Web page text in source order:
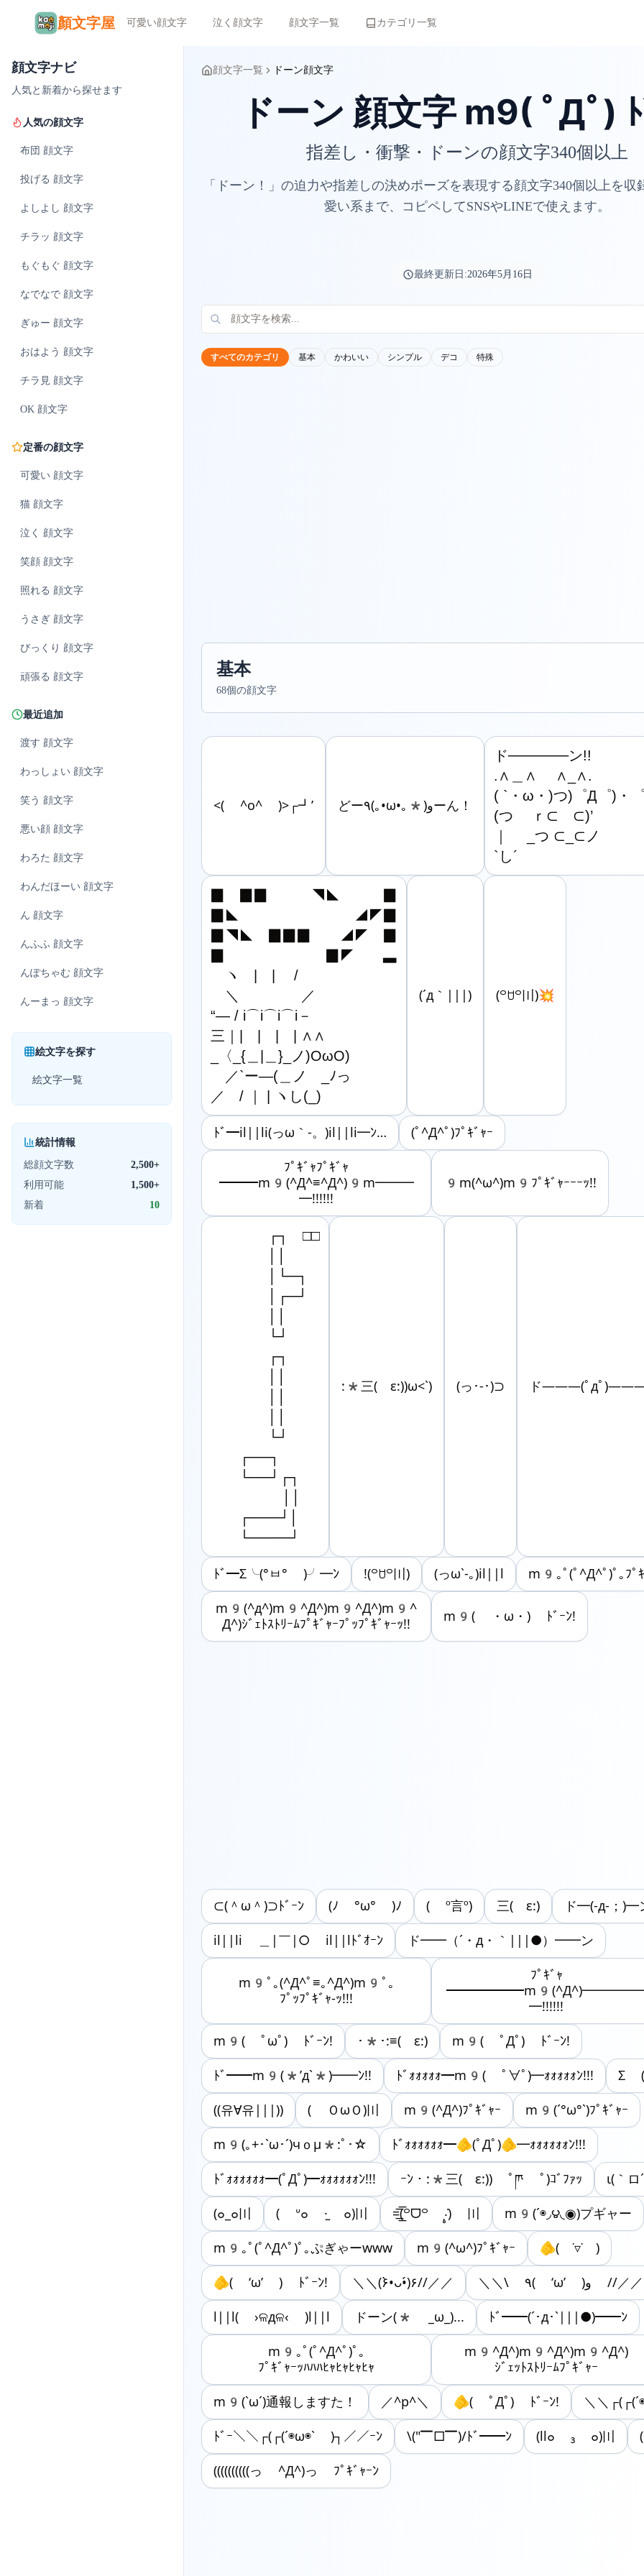
顏文字屋 可愛い顔文字 泣く顔文字 顔文字一覧 カテゴリ一覧
顔文字ナビ
人気と新着から探せます
人気の顔文字
布団 顔文字
投げる 顔文字
よしよし 顔文字
チラッ 顔文字
もぐもぐ 顔文字
なでなで 顔文字
ぎゅー 顔文字
おはよう 顔文字
チラ見 顔文字
OK 顔文字
定番の顔文字
可愛い 顔文字
猫 顔文字
泣く 顔文字
笑顔 顔文字
照れる 顔文字
うさぎ 顔文字
びっくり 顔文字
頑張る 顔文字
最近追加
渡す 顔文字
わっしょい 顔文字
笑う 顔文字
悪い顔 顔文字
わろた 顔文字
わんだほーい 顔文字
ん 顔文字
んふふ 顔文字
んぽちゃむ 顔文字
んーまっ 顔文字
絵文字を探す
絵文字一覧
統計情報
総顔文字数
2,500+
利用可能
1,500+
新着
10
顔文字一覧 ドーン顔文字
ドーン 顔文字 m9( ﾟДﾟ)
指差し・衝撃・ドーンの顔文字340個以上
「ドーン！」の迫力や指差しの決めポーズを表現する顔文字340個以上を収
愛い系まで、コピペしてSNSやLINEで使えます。
最終更新日:2026年5月16日
すべてのカテゴリ 基本 かわいい シンプル デコ 特殊
基本
68個の顔文字
<( ^o^ )>┌┛’ どー٩(｡•ω•｡*)وーん！
ド──────ン!!
.∧＿∧ 　∧_∧.
( `・ω・)つ)゜Д゜)・
(つ　 ｒ⊂　⊂)’
｜　 _つ ⊂_⊂ノ
`し´
▉　▉▉　　　◥◣　　　▉
▉◣　　　　　　　　◢◤▉
▉◥◣　▉▉▉　　◢◤　▉
▉　　　　　　　▉◤　　▃
ヽ　|　|　 /
＼　　　　 ／
“― / i⌒i⌒i⌒i－
三｜|　|　|　| ∧∧
_〈_{＿|＿}_ノ)OωO)
／`ー―(＿ノ　_ﾉっ
／　/ ｜ | ヽし(_)
(´д｀|||) (꒪ꇴ꒪〣)💥
ﾄﾞ━il||li(っω｀-。)il||li━ﾝ… (ﾟ^Д^ﾟ)ﾌﾟｷﾞｬｰ
ﾌﾟｷﾞｬﾌﾟｷﾞｬ
━━━m9(^Д^≡^Д^)9m━━━
━!!!!!!
9m(^ω^)m9ﾌﾟｷﾞｬｰｰｰｯ!!
┌┐　□□
│└─┐
│┌─┘
└┘
┌┐
└┘
┌──┐
└──┘┌┐
┌───┘│
└────┘
:*三( ε:))ω<`) (っ･-･)⊃ ド―――(ﾟдﾟ
ﾄﾞ━Σ╰(°ㅂ° )╯━ﾝ !(꒪ꇴ꒪〣) (っω`-｡)il||l m9｡ﾟ(ﾟ^Д^ﾟ)ﾟ｡ﾌﾟ
m9(^д^)m9^Д^)m9^Д^)m9^
Д^)ｼﾞｪﾄｽﾄﾘｰﾑﾌﾟｷﾞｬｰﾌﾟｯﾌﾟｷﾞｬｰｯ!!
m9( ・ω・) ﾄﾞｰﾝ!
⊂(＾ω＾)⊃ﾄﾞｰﾝ (ﾉ °ω° )ﾉ ( º言º) 三( ε:) ド━(-д-；)━
il||li ＿|￣|○ il||lﾄﾞｵｰﾝ ド━━（´・д・｀|||●）━━ン
m9ﾟ｡(^Д^ﾟ≡｡^Д^)m9ﾟ｡
ﾌﾟｯﾌﾟｷﾞｬ-ｯ!!!
ﾌﾟｷﾞｬ
━!!!!!!
m9( ﾟωﾟ) ﾄﾞｰﾝ! ･*･:≡( ε:) m9( ﾟДﾟ) ﾄﾞｰﾝ!
ﾄﾞ━━m9(*’д`*)━━ﾝ!! ﾄﾞｫｫｫｫｫ━m9( ﾟ∀ﾟ)━ｫｫｫｫｫﾝ!!! Σ
((유∀유|||)) ( ＯωＯ)〣 m9(^Д^)ﾌﾟｷﾞｬｰ m9(´°ω°`)ﾌﾟｷﾞｬｰ
m9(｡+･`ω･´)чｏμ*:ﾟ･☆ ﾄﾞｫｫｫｫｫｫ━🫵(ﾟДﾟ)🫵━ｫｫｫｫｫｫﾝ!!!
ﾄﾞｫｫｫｫｫｫ━(ﾟДﾟ)━ｫｫｫｫｫｫﾝ!!! ｰﾝ・:*三( ε:)) ﾟཫ ﾟ)ｺﾞﾌｧｯ ι(｀
(๐_๐〣 ( ᐡ๐ ·̫ ๐)〣 =͟͟͞͞(꒪ᗜ꒪ ‧̣̥̇) 〣 m9(´◉◞౪◟◉)プギャー
m9｡ﾟ(ﾟ^Д^ﾟ)ﾟ｡ぷぎゃーwww m9(^ω^)ﾌﾟｷﾞｬｰ 🫵( ˙▿˙ )
🫵( ‘ω’ ) ﾄﾞｰﾝ! ＼＼(۶•̀ᴗ•́)۶//／／ ＼＼\ ٩( ‘ω’ )و //／／
l||l( ›ଳдଳ‹ )l||l ドーン(* _ω_)... ﾄﾞ━━(´･д･`|||●)━━ﾝ
m9｡ﾟ(ﾟ^Д^ﾟ)ﾟ｡
ﾌﾟｷﾞｬｰｯﾊﾊﾊﾋｬﾋｬﾋｬﾋｬ
m9^Д^)m9^Д^)m9^Д^)
ｼﾞｪｯﾄｽﾄﾘｰﾑﾌﾟｷﾞｬｰ
m9(`ω´)通報しますた！ ／^p^＼ 🫵( ﾟДﾟ) ﾄﾞｰﾝ! ＼＼
ﾄﾞｰ＼＼┌(┌(´◉ω◉` )┐／／ｰﾝ \("▔□▔)/‎ﾄﾞ━━ﾝ (ll๐ ₃ ๐)〣
((((((((((っ ^Д^)っ ﾌﾟｷﾞｬｰﾝ